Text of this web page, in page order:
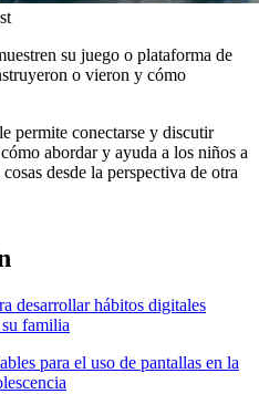
su juego o plataforma de
o vieron y cómo
permite conectarse y discutir
abordar y ayuda a los niños a
desde la perspectiva de otra
desarrollar hábitos digitales
familia
para el uso de pantallas en la